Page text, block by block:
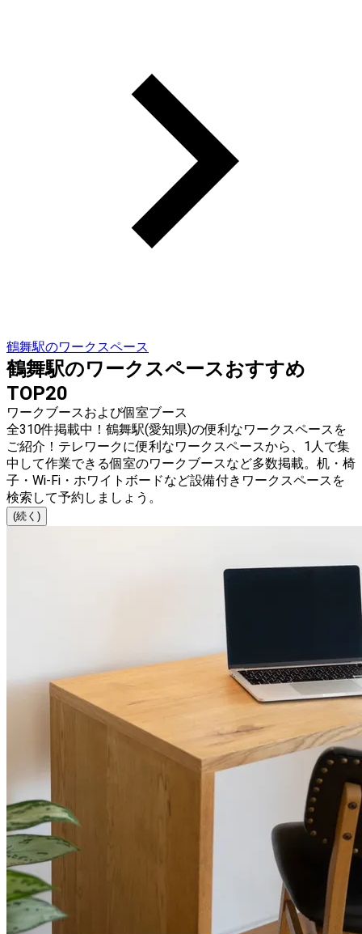
鶴舞駅のワークスペース
鶴舞駅のワークスペースおすすめ
TOP20
ワークブースおよび個室ブース
全310件掲載中！鶴舞駅(愛知県)の便利なワークスペースを
ご紹介！テレワークに便利なワークスペースから、1人で集
中して作業できる個室のワークブースなど多数掲載。机・椅
子・Wi-Fi・ホワイトボードなど設備付きワークスペースを
検索して予約しましょう。
(続く)